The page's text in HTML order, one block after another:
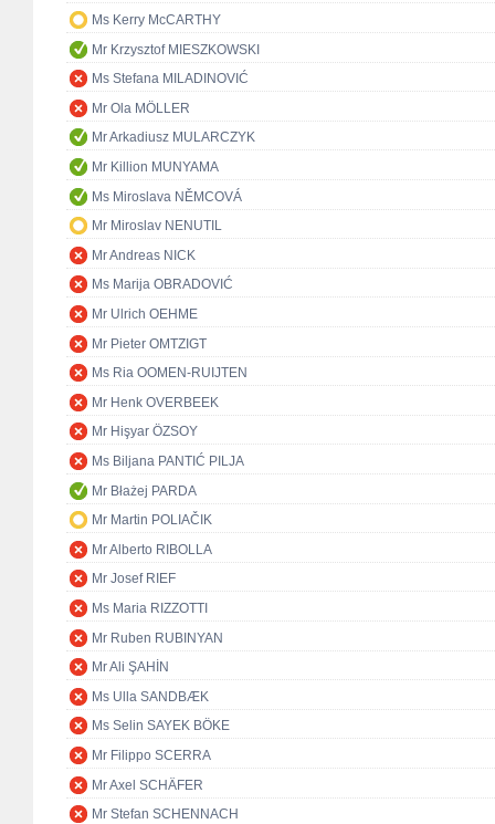
Ms Kerry McCARTHY
Mr Krzysztof MIESZKOWSKI
Ms Stefana MILADINOVIĆ
Mr Ola MÖLLER
Mr Arkadiusz MULARCZYK
Mr Killion MUNYAMA
Ms Miroslava NĚMCOVÁ
Mr Miroslav NENUTIL
Mr Andreas NICK
Ms Marija OBRADOVIĆ
Mr Ulrich OEHME
Mr Pieter OMTZIGT
Ms Ria OOMEN-RUIJTEN
Mr Henk OVERBEEK
Mr Hişyar ÖZSOY
Ms Biljana PANTIĆ PILJA
Mr Błażej PARDA
Mr Martin POLIAČIK
Mr Alberto RIBOLLA
Mr Josef RIEF
Ms Maria RIZZOTTI
Mr Ruben RUBINYAN
Mr Ali ŞAHİN
Ms Ulla SANDBÆK
Ms Selin SAYEK BÖKE
Mr Filippo SCERRA
Mr Axel SCHÄFER
Mr Stefan SCHENNACH